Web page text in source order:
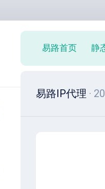
易路首页 静
享
易路IP代理 ·